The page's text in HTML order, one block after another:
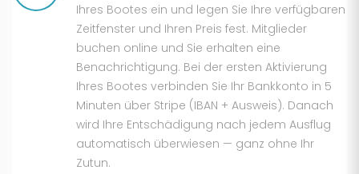
Ihres Bootes ein und legen Sie Ihre verfügbaren
Zeitfenster und Ihren Preis fest. Mitglieder
buchen online und Sie erhalten eine
Benachrichtigung. Bei der ersten Aktivierung
Ihres Bootes verbinden Sie Ihr Bankkonto in 5
Minuten über Stripe (IBAN + Ausweis). Danach
wird Ihre Entschädigung nach jedem Ausflug
automatisch überwiesen — ganz ohne Ihr
Zutun.